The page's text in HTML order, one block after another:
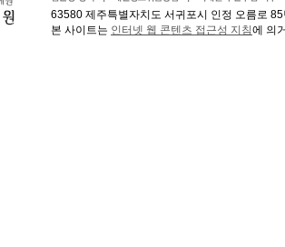
63580 제주특별자치도 서귀포시 인정 오름로
본 사이트는 인터넷 웹 콘텐츠 접근성 지침에 의